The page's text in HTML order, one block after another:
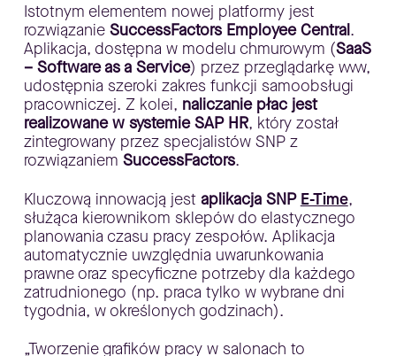
Istotnym elementem nowej platformy jest
rozwiązanie SuccessFactors Employee Central.
Aplikacja, dostępna w modelu chmurowym (SaaS
– Software as a Service) przez przeglądarkę www,
udostępnia szeroki zakres funkcji samoobsługi
pracowniczej. Z kolei, naliczanie płac jest
realizowane w systemie SAP HR, który został
zintegrowany przez specjalistów SNP z
rozwiązaniem SuccessFactors.
Kluczową innowacją jest aplikacja SNP E-Time,
służąca kierownikom sklepów do elastycznego
planowania czasu pracy zespołów. Aplikacja
automatycznie uwzględnia uwarunkowania
prawne oraz specyficzne potrzeby dla każdego
zatrudnionego (np. praca tylko w wybrane dni
tygodnia, w określonych godzinach).
„Tworzenie grafików pracy w salonach to